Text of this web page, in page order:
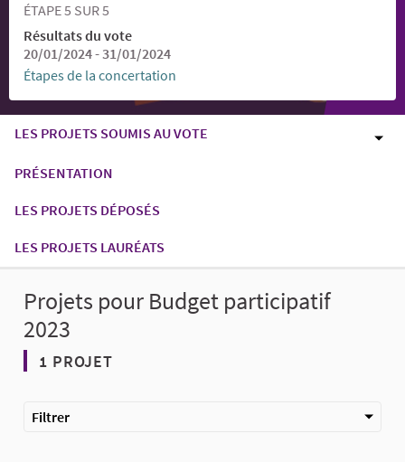
ÉTAPE 5 SUR 5
Résultats du vote
20/01/2024 - 31/01/2024
Étapes de la concertation
LES PROJETS SOUMIS AU VOTE
PRÉSENTATION
LES PROJETS DÉPOSÉS
LES PROJETS LAURÉATS
Projets pour Budget participatif
2023
1 PROJET
Filtrer